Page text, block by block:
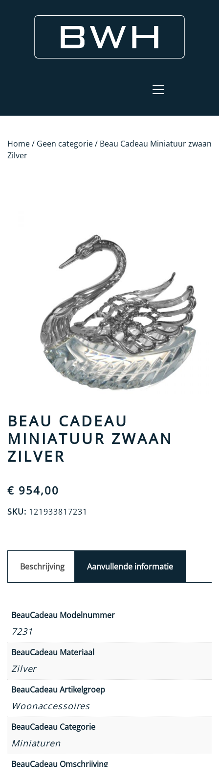
Home/ Geen categorie/ Beau Cadeau Miniatuur zwaan
Zilver
BEAU CADEAU
MINIATUUR ZWAAN
ZILVER
€ 954,00
SKU: 121933817231
Beschrijving Aanvullende informatie
BeauCadeau Modelnummer
7231
BeauCadeau Materiaal
Zilver
BeauCadeau Artikelgroep
Woonaccessoires
BeauCadeau Categorie
Miniaturen
BeauCadeau Omschrijving